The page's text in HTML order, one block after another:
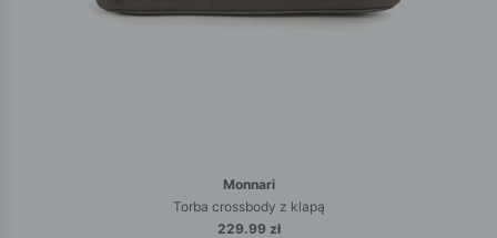
Monnari
Torba crossbody z klapą
229.99 zł